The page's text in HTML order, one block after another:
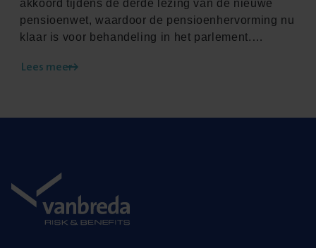
akkoord tijdens de derde lezing van de nieuwe
pensioenwet, waardoor de pensioenhervorming nu
klaar is voor behandeling in het parlement.
de ambitie om de hervormingsmaatregelen met
uiteindelijke doel van de hervormingen is om het
Lees meer